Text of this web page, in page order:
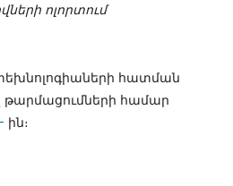
ոլորտում
հատման
թարմացումների համար
ին։